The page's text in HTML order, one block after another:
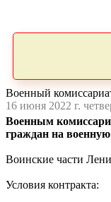
Военный
16 июня 2022 г.
Военным
граждан на военную
Воинские части
Условия контракта: